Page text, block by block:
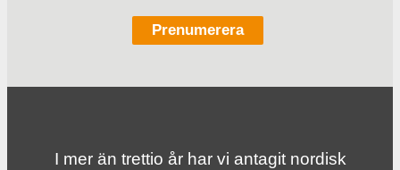
I mer än trettio år har vi antagit nordisk